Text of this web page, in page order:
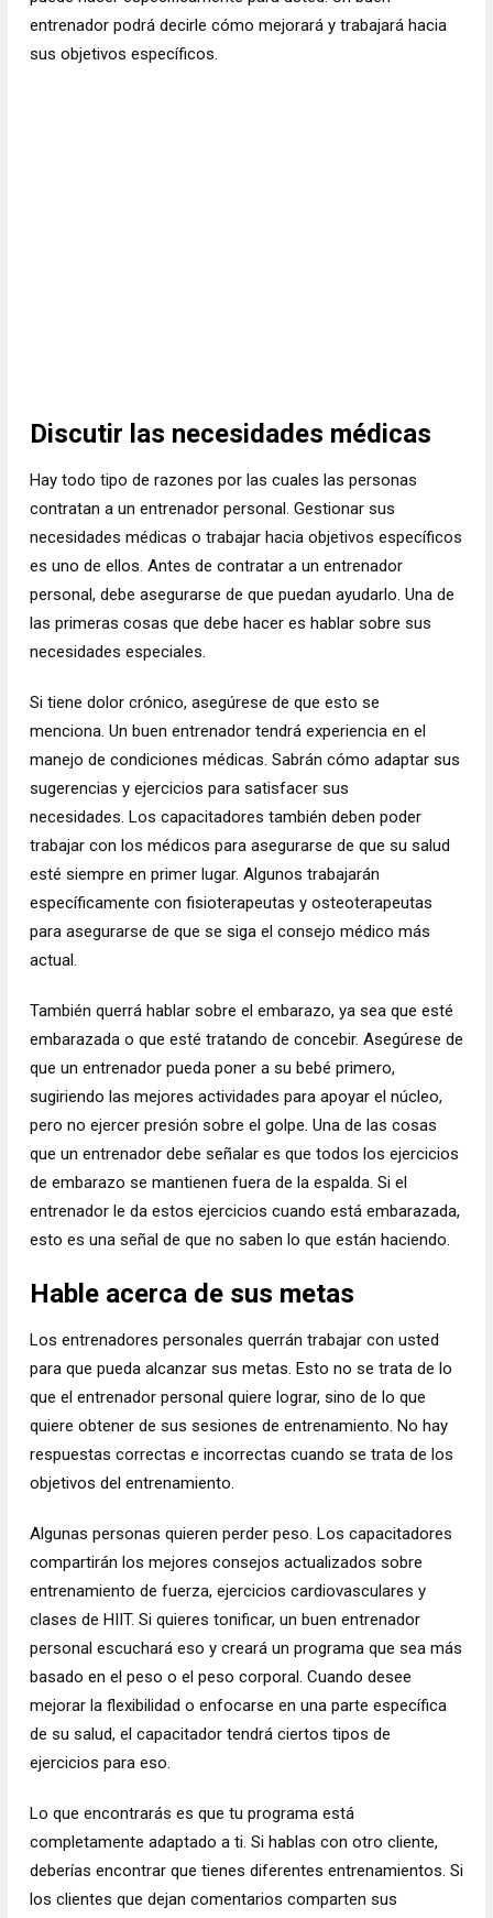
entrenador podrá decirle cómo mejorará y trabajará hacia
sus objetivos específicos.
Discutir las necesidades médicas
Hay todo tipo de razones por las cuales las personas
contratan a un entrenador personal. Gestionar sus
necesidades médicas o trabajar hacia objetivos específicos
es uno de ellos. Antes de contratar a un entrenador
personal, debe asegurarse de que puedan ayudarlo. Una de
las primeras cosas que debe hacer es hablar sobre sus
necesidades especiales.
Si tiene dolor crónico, asegúrese de que esto se
menciona. Un buen entrenador tendrá experiencia en el
manejo de condiciones médicas. Sabrán cómo adaptar sus
sugerencias y ejercicios para satisfacer sus
necesidades. Los capacitadores también deben poder
trabajar con los médicos para asegurarse de que su salud
esté siempre en primer lugar. Algunos trabajarán
específicamente con fisioterapeutas y osteoterapeutas
para asegurarse de que se siga el consejo médico más
actual.
También querrá hablar sobre el embarazo, ya sea que esté
embarazada o que esté tratando de concebir. Asegúrese de
que un entrenador pueda poner a su bebé primero,
sugiriendo las mejores actividades para apoyar el núcleo,
pero no ejercer presión sobre el golpe. Una de las cosas
que un entrenador debe señalar es que todos los ejercicios
de embarazo se mantienen fuera de la espalda. Si el
entrenador le da estos ejercicios cuando está embarazada,
esto es una señal de que no saben lo que están haciendo.
Hable acerca de sus metas
Los entrenadores personales querrán trabajar con usted
para que pueda alcanzar sus metas. Esto no se trata de lo
que el entrenador personal quiere lograr, sino de lo que
quiere obtener de sus sesiones de entrenamiento. No hay
respuestas correctas e incorrectas cuando se trata de los
objetivos del entrenamiento.
Algunas personas quieren perder peso. Los capacitadores
compartirán los mejores consejos actualizados sobre
entrenamiento de fuerza, ejercicios cardiovasculares y
clases de HIIT. Si quieres tonificar, un buen entrenador
personal escuchará eso y creará un programa que sea más
basado en el peso o el peso corporal. Cuando desee
mejorar la flexibilidad o enfocarse en una parte específica
de su salud, el capacitador tendrá ciertos tipos de
ejercicios para eso.
Lo que encontrarás es que tu programa está
completamente adaptado a ti. Si hablas con otro cliente,
deberías encontrar que tienes diferentes entrenamientos. Si
los clientes que dejan comentarios comparten sus